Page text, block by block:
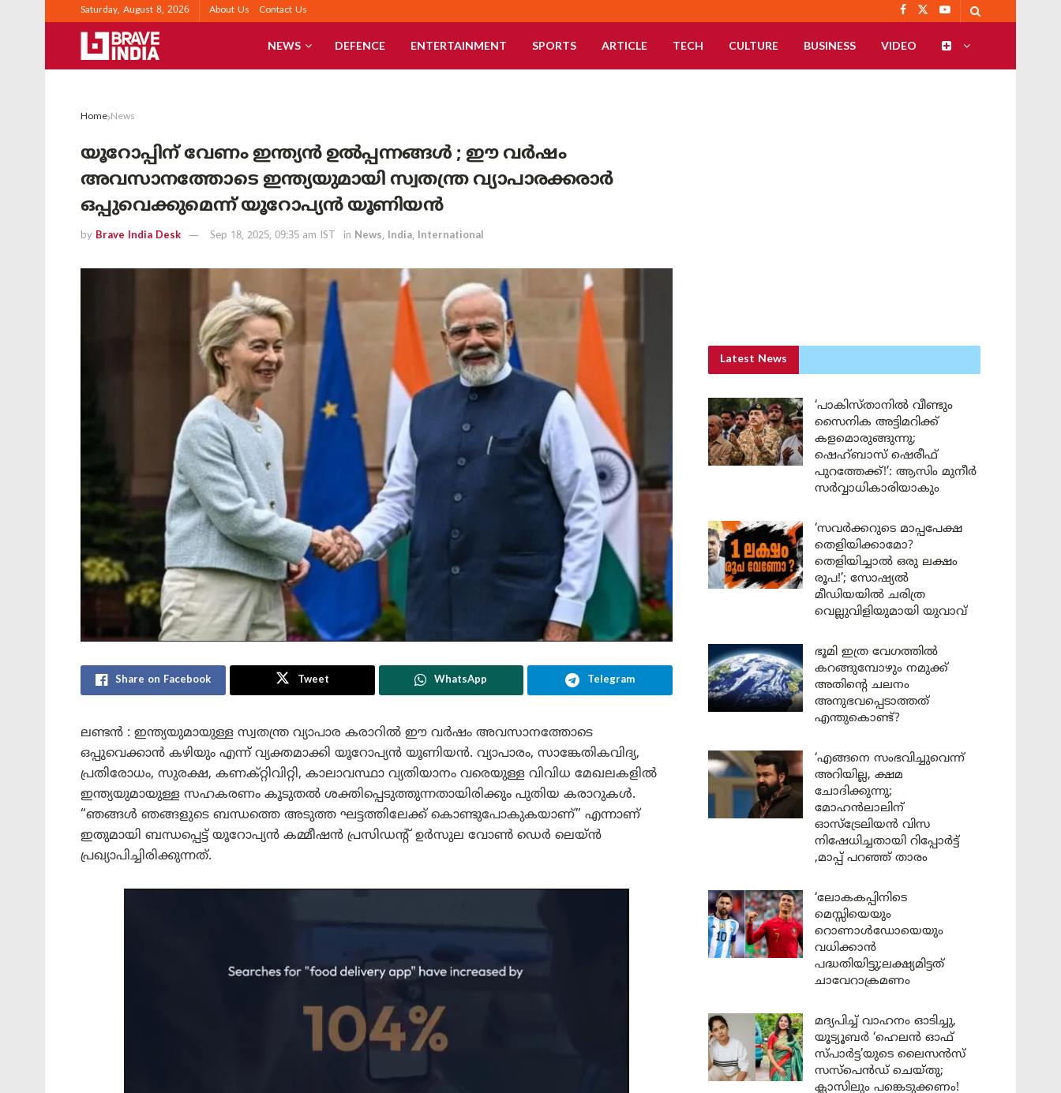
Saturday, August 8, 2026 About Us Contact Us
NEWS DEFENCE ENTERTAINMENT SPORTS ARTICLE TECH CULTURE BUSINESS VIDEO
Home News
യൂറോപ്പിന് വേണം ഇന്ത്യൻ ഉൽപ്പന്നങ്ങൾ ; ഈ വർഷം
അവസാനത്തോടെ ഇന്ത്യയുമായി സ്വതന്ത്ര വ്യാപാരക്കരാർ
ഒപ്പുവെക്കുമെന്ന് യൂറോപ്യൻ യൂണിയൻ
by Brave India Desk Sep 18, 2025, 09:35 am IST in News, India, International
Share on Facebook Tweet WhatsApp Telegram
ലണ്ടൻ : ഇന്ത്യയുമായുള്ള സ്വതന്ത്ര വ്യാപാര കരാറിൽ ഈ വർഷം അവസാനത്തോടെ
ഒപ്പുവെക്കാൻ കഴിയും എന്ന് വ്യക്തമാക്കി യൂറോപ്യൻ യൂണിയൻ. വ്യാപാരം, സാങ്കേതികവിദ്യ,
പ്രതിരോധം, സുരക്ഷ, കണക്റ്റിവിറ്റി, കാലാവസ്ഥാ വ്യതിയാനം വരെയുള്ള വിവിധ മേഖലകളിൽ
ഇന്ത്യയുമായുള്ള സഹകരണം കൂടുതൽ ശക്തിപ്പെടുത്തുന്നതായിരിക്കും പുതിയ കരാറുകൾ.
“ഞങ്ങൾ ഞങ്ങളുടെ ബന്ധത്തെ അടുത്ത ഘട്ടത്തിലേക്ക് കൊണ്ടുപോകുകയാണ്” എന്നാണ്
ഇതുമായി ബന്ധപ്പെട്ട് യൂറോപ്യൻ കമ്മീഷൻ പ്രസിഡന്റ് ഉർസുല വോൺ ഡെർ ലെയ്ൻ
പ്രഖ്യാപിച്ചിരിക്കുന്നത്.
Latest News
‘പാകിസ്താനിൽ വീണ്ടും
സൈനിക അട്ടിമറിക്ക്
കളമൊരുങ്ങുന്നു;
ഷെഹ്ബാസ് ഷെരീഫ്
പുറത്തേക്ക്!’: ആസിം മുനീർ
സർവ്വാധികാരിയാകും
‘സവർക്കറുടെ മാപ്പപേക്ഷ
തെളിയിക്കാമോ?
തെളിയിച്ചാൽ ഒരു ലക്ഷം
രൂപ!’; സോഷ്യൽ
മീഡിയയിൽ ചരിത്ര
വെല്ലുവിളിയുമായി യുവാവ്
ഭൂമി ഇത്ര വേഗത്തിൽ
കറങ്ങുമ്പോഴും നമുക്ക്
അതിന്റെ ചലനം
അനുഭവപ്പെടാത്തത്
എന്തുകൊണ്ട്?
‘എങ്ങനെ സംഭവിച്ചുവെന്ന്
അറിയില്ല, ക്ഷമ
ചോദിക്കുന്നു;
മോഹൻലാലിന്
ഓസ്ട്രേലിയൻ വിസ
നിഷേധിച്ചതായി റിപ്പോർട്ട്
,മാപ്പ് പറഞ്ഞ് താരം
‘ലോകകപ്പിനിടെ
മെസ്സിയെയും
റൊണാൾഡോയെയും
വധിക്കാൻ
പദ്ധതിയിട്ടു;ലക്ഷ്യമിട്ടത്
ചാവേറാക്രമണം
മദ്യപിച്ച് വാഹനം ഓടിച്ചു,
യൂട്യൂബർ ‘ഹെലൻ ഓഫ്
സ്പാർട്ട’യുടെ ലൈസൻസ്
സസ്പെൻഡ് ചെയ്തു;
ക്ലാസിലും പങ്കെടുക്കണം!